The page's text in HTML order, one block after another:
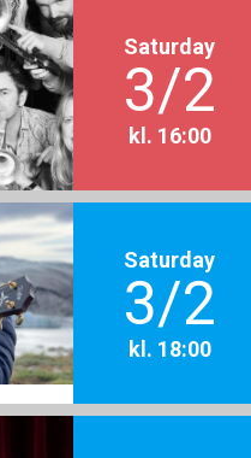
Saturday
3/2
kl. 16:00
Saturday
3/2
kl. 18:00